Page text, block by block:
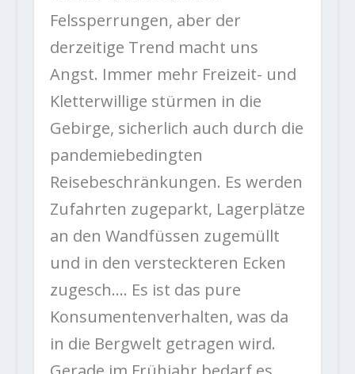
Felssperrungen, aber der
derzeitige Trend macht uns
Angst. Immer mehr Freizeit- und
Kletterwillige stürmen in die
Gebirge, sicherlich auch durch die
pandemiebedingten
Reisebeschränkungen. Es werden
Zufahrten zugeparkt, Lagerplätze
an den Wandfüssen zugemüllt
und in den versteckteren Ecken
zugesch…. Es ist das pure
Konsumentenverhalten, was da
in die Bergwelt getragen wird.